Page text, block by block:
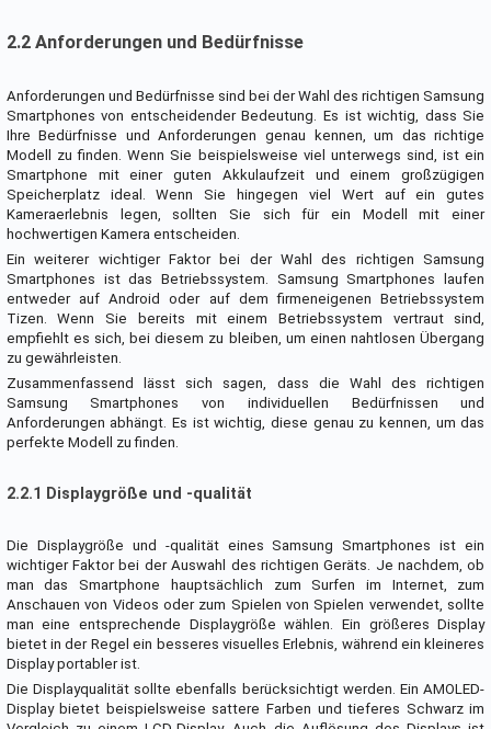
2.2 Anforderungen und Bedürfnisse
Anforderungen und Bedürfnisse sind bei der Wahl des richtigen Samsung
Smartphones von entscheidender Bedeutung. Es ist wichtig, dass Sie
Ihre Bedürfnisse und Anforderungen genau kennen, um das richtige
Modell zu finden. Wenn Sie beispielsweise viel unterwegs sind, ist ein
Smartphone mit einer guten Akkulaufzeit und einem großzügigen
Speicherplatz ideal. Wenn Sie hingegen viel Wert auf ein gutes
Kameraerlebnis legen, sollten Sie sich für ein Modell mit einer
hochwertigen Kamera entscheiden.
Ein weiterer wichtiger Faktor bei der Wahl des richtigen Samsung
Smartphones ist das Betriebssystem. Samsung Smartphones laufen
entweder auf Android oder auf dem firmeneigenen Betriebssystem
Tizen. Wenn Sie bereits mit einem Betriebssystem vertraut sind,
empfiehlt es sich, bei diesem zu bleiben, um einen nahtlosen Übergang
zu gewährleisten.
Zusammenfassend lässt sich sagen, dass die Wahl des richtigen
Samsung Smartphones von individuellen Bedürfnissen und
Anforderungen abhängt. Es ist wichtig, diese genau zu kennen, um das
perfekte Modell zu finden.
2.2.1 Displaygröße und -qualität
Die Displaygröße und -qualität eines Samsung Smartphones ist ein
wichtiger Faktor bei der Auswahl des richtigen Geräts. Je nachdem, ob
man das Smartphone hauptsächlich zum Surfen im Internet, zum
Anschauen von Videos oder zum Spielen von Spielen verwendet, sollte
man eine entsprechende Displaygröße wählen. Ein größeres Display
bietet in der Regel ein besseres visuelles Erlebnis, während ein kleineres
Display portabler ist.
Die Displayqualität sollte ebenfalls berücksichtigt werden. Ein AMOLED-
Display bietet beispielsweise sattere Farben und tieferes Schwarz im